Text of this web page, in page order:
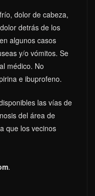
dolor de cabeza,
detrás de los
algunos casos
y/o vómitos. Se
médico. No
e ibuprofeno.
las vías de
del área de
que los vecinos
.